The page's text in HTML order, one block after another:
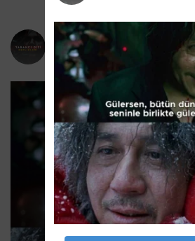
yabancidizireplikleri
Bizi instagram da takip eder misiniz?